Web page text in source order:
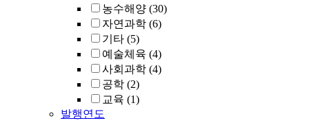
농수해양 (30)
자연과학 (6)
기타 (5)
예술체육 (4)
사회과학 (4)
공학 (2)
교육 (1)
발행연도